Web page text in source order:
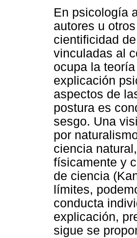
En psicología
autores u
cientificidad
vinculadas al
ocupa la
explicación
aspectos de
postura es
sesgo. Una
por
ciencia
físicamente y
de ciencia
límites,
conducta
explicación,
sigue se